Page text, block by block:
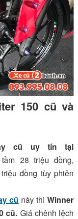
150 cũ và
cũ uy tín tại
28 triệu đồng,
đồng tùy phiên
cũ này thìWinner
cũ. Giá chênh lệch